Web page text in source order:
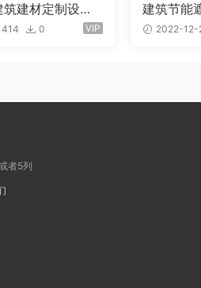
建材定制设计
模板(PC+WAP)
414 0 VIP
建筑节能
bootcms
2022-12-
者5列